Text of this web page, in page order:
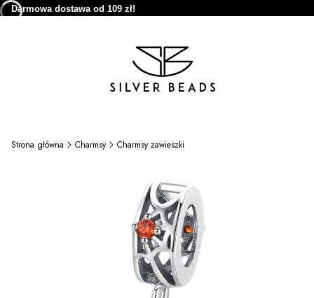
Darmowa dostawa od 109 zł!
Strona główna Charmsy Charmsy zawieszki